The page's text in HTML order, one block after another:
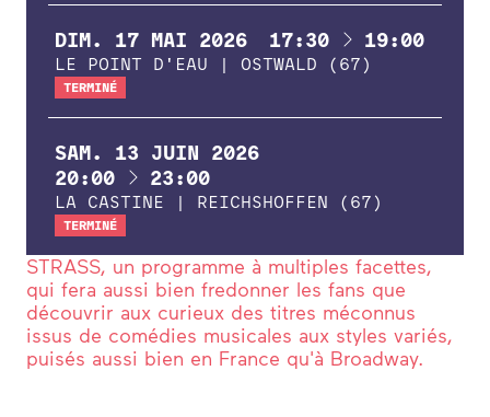
DIM. 17 MAI 2026 17:30 À 19:00
LE POINT D'EAU | OSTWALD (67)
TERMINÉ
SAM. 13 JUIN 2026
20:00
À 23:00
LA CASTINE | REICHSHOFFEN (67)
TERMINÉ
STRASS, un programme à multiples facettes,
qui fera aussi bien fredonner les fans que
découvrir aux curieux des titres méconnus
issus de comédies musicales aux styles variés,
puisés aussi bien en France qu'à Broadway.